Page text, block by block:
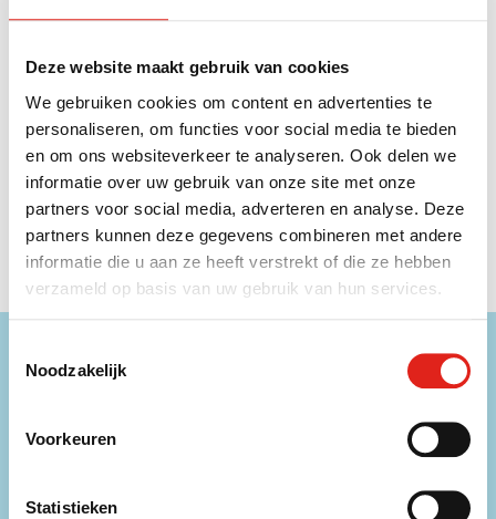
Deze website maakt gebruik van cookies
We gebruiken cookies om content en advertenties te
personaliseren, om functies voor social media te bieden
en om ons websiteverkeer te analyseren. Ook delen we
informatie over uw gebruik van onze site met onze
partners voor social media, adverteren en analyse. Deze
partners kunnen deze gegevens combineren met andere
informatie die u aan ze heeft verstrekt of die ze hebben
verzameld op basis van uw gebruik van hun services.
Noodzakelijk
Voorkeuren
Statistieken
In het ECO Max gamma bevinden zich producten die
vervaardigd zijn uit meer dan 60% ecologisch materiaal.
Ook zijn sommige producten uit deze categorie
gecertificeerd. Wilt u helemaal groen gaan? Kies dan voor
een ECO Max relatiegeschenk. Een ECO Max
relatiegeschenk aanschaffen? Vind de selectiehier.
Onze medewerkers zijn beschikbaar op onderstaande